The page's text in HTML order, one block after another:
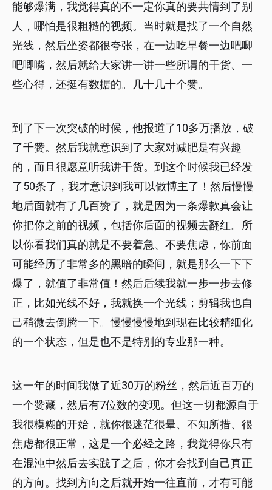
能够爆满，我觉得真的不一定你真的要共情到了别
人，哪怕是很粗糙的视频。当时就是找了一个自然
光线，然后坐姿都很夸张，在一边吃早餐一边吧唧
吧唧嘴，然后就给大家讲一讲一些所谓的干货、一
些心得，还挺有数据的。几十几十个赞。
到了下一次突破的时候，他报道了10多万播放，破
了千赞。然后我就意识到了大家对减肥是有兴趣
的，而且很愿意听我讲干货。到这个时候我已经发
了50条了，我才意识到我可以做博主了！然后慢慢
地后面就有了几百赞了，就是因为一条爆款真会让
你把你之前的视频，包括你后面的视频去翻红。所
以你看我们真的就是不要着急、不要焦虑，你前面
可能经历了非常多的黑暗的瞬间，就是那么一下下
爆了，就值了非常值！然后后续我就一步一步去修
正，比如光线不好，我就换一个光线；剪辑我也自
己稍微去倒腾一下。慢慢慢慢地到现在比较精细化
的一个状态，但是也不是特别的专业那一种。
这一年的时间我做了近30万的粉丝，然后近百万的
一个赞藏，然后有7位数的变现。但这一切都源自于
我很模糊的开始，就你很迷茫很晕、不知所措、很
焦虑都很正常，这是一个必经之路，我觉得你只有
在混沌中然后去实践了之后，你才会找到自己真正
的方向。找到方向之后就开始一往直前，才有可能